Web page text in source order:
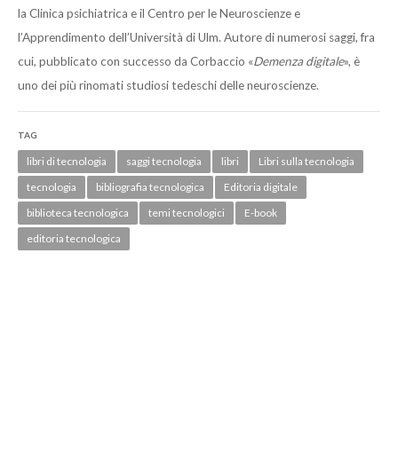
la Clinica psichiatrica e il Centro per le Neuroscienze e
l’Apprendimento dell’Università di Ulm. Autore di numerosi saggi, fra
cui, pubblicato con successo da Corbaccio «Demenza digitale», è
uno dei più rinomati studiosi tedeschi delle neuroscienze.
TAG
libri di tecnologia saggi tecnologia libri
Libri sulla tecnologia
tecnologia
bibliografia tecnologica
Editoria digitale
biblioteca tecnologica
temi tecnologici
E-book
editoria tecnologica